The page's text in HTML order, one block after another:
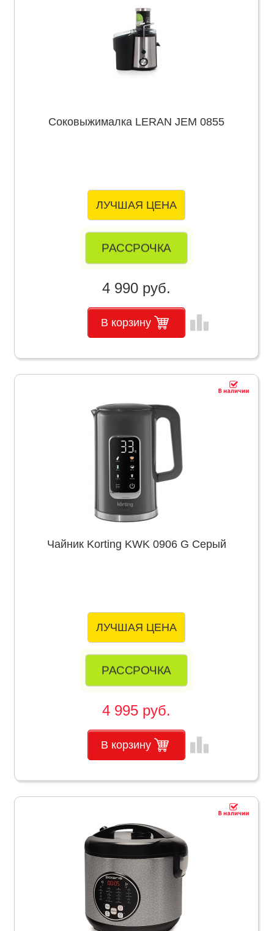
Соковыжималка LERAN JEM 0855
ЛУЧШАЯ ЦЕНА
РАССРОЧКА
4 990 руб.
В корзину leaderboard
Чайник Korting KWK 0906 G Серый
ЛУЧШАЯ ЦЕНА
РАССРОЧКА
4 995 руб.
В корзину leaderboard